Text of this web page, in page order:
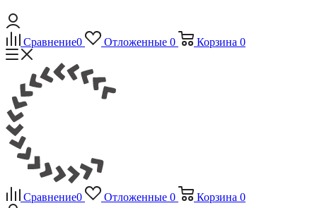
Сравнение0 Отложенные 0 Корзина 0
Сравнение0 Отложенные 0 Корзина 0